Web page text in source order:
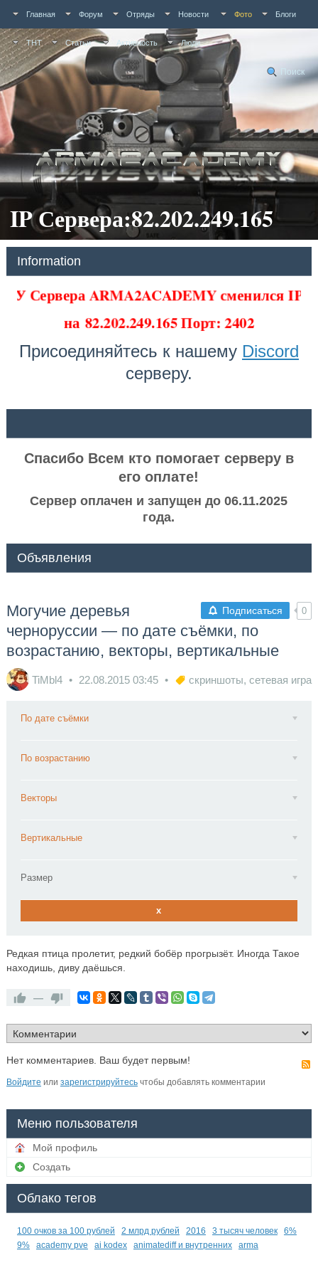
Главная Форум Отряды Новости Фото Блоги
ТНТ Статьи Активность Люди
Поиск
IP Сервера:82.202.249.165
Information
У Сервера ARMA2ACADEMY сменился IP
на82.202.249.165 Порт: 2402
Присоединяйтесь к нашему Discord
серверу.
Спасибо Всем кто помогает серверу в
его оплате!
Сервер оплачен и запущен до 06.11.2025
года.
Объявления
Подписаться 0
Могучие деревья
черноруссии — по дате съёмки, по
возрастанию, векторы, вертикальные
TiMbl4 22.08.2015 03:45 скриншоты, сетевая игра
По дате съёмки
По возрастанию
Векторы
Вертикальные
Размер
x
Редкая птица пролетит, редкий бобёр прогрызёт. Иногда Такое
находишь, диву даёшься.
—
Нет комментариев. Ваш будет первым!
Войдите или зарегистрируйтесьчтобы добавлять комментарии
Меню пользователя
Мой профиль
Создать
Облако тегов
100 очков за 100 рублей 2 млрд рублей 2016 3 тысяч человек
6%
9%
academy pve ai kodex animatediff и внутренних arma